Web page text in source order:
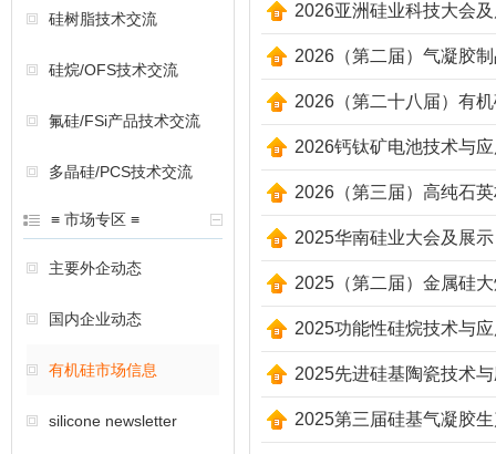
硅树脂技术交流
硅烷/OFS技术交流
氟硅/FSi产品技术交流
多晶硅/PCS技术交流
≡ 市场专区 ≡
主要外企动态
国内企业动态
有机硅市场信息
silicone newsletter
2026亚洲硅业科技大会
2026（第二届）气凝胶
2026（第二十八届）有
2026钙钛矿电池技术与
2026（第三届）高纯石
2025华南硅业大会及展示
2025（第二届）金属硅
2025功能性硅烷技术与
2025先进硅基陶瓷技术
2025第三届硅基气凝胶